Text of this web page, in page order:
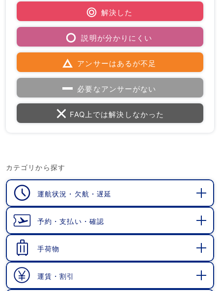
解決した
説明が分かりにくい
アンサーはあるが不足
必要なアンサーがない
FAQ上では解決しなかった
カテゴリから探す
運航状況・欠航・遅延
く
予約・支払い・確認
く
手荷物
く
運賃・割引